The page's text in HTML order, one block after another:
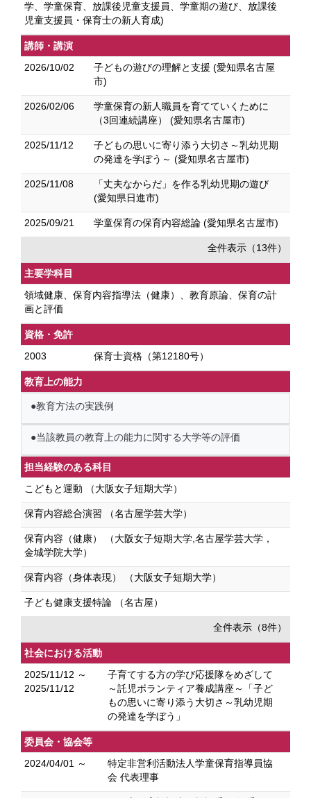
学、学童保育、放課後児童支援員、学童期の遊び、放課後
児童支援員・保育士の新人育成)
講師・講演
2026/10/02
子どもの遊びの理解と支援 (愛知県名古屋
市)
2026/02/06
学童保育の新人職員を育てていくために
（3回連続講座） (愛知県名古屋市)
2025/11/12
子どもの思いに寄り添う大切さ～乳幼児期
の発達を学ぼう～ (愛知県名古屋市)
2025/11/08
「丈夫なからだ」を作る乳幼児期の遊び
(愛知県日進市)
2025/09/21 学童保育の保育内容総論 (愛知県名古屋市)
全件表示（13件）
主要学科目
領域健康、保育内容指導法（健康）、教育原論、保育の計
画と評価
資格・免許
2003
保育士資格（第12180号）
教育上の能力
●教育方法の実践例
●当該教員の教育上の能力に関する大学等の評価
担当経験のある科目
こどもと運動 （大阪女子短期大学）
保育内容総合演習 （名古屋学芸大学）
保育内容（健康） （大阪女子短期大学,名古屋学芸大学，
金城学院大学）
保育内容（身体表現） （大阪女子短期大学）
子ども健康支援特論 （名古屋）
全件表示（8件）
社会における活動
2025/11/12 ～
2025/11/12
子育てする方の学び応援隊をめざして
～託児ボランティア養成講座～「子ど
もの思いに寄り添う大切さ～乳幼児期
の発達を学ぼう」
委員会・協会等
2024/04/01 ～
特定非営利活動法人学童保育指導員協
会 代表理事